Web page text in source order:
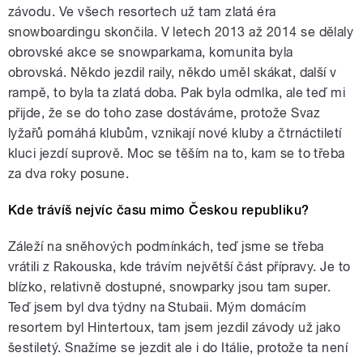
závodu. Ve všech resortech už tam zlatá éra
snowboardingu skončila. V letech 2013 až 2014 se dělaly
obrovské akce se snowparkama, komunita byla
obrovská. Někdo jezdil raily, někdo uměl skákat, další v
rampě, to byla ta zlatá doba. Pak byla odmlka, ale teď mi
přijde, že se do toho zase dostáváme, protože Svaz
lyžařů pomáhá klubům, vznikají nové kluby a čtrnáctiletí
kluci jezdí suprově. Moc se těším na to, kam se to třeba
za dva roky posune.
Kde trávíš nejvíc času mimo Českou republiku?
Záleží na sněhových podmínkách, teď jsme se třeba
vrátili z Rakouska, kde trávím největší část přípravy. Je to
blízko, relativně dostupné, snowparky jsou tam super.
Teď jsem byl dva týdny na Stubaii. Mým domácím
resortem byl Hintertoux, tam jsem jezdil závody už jako
šestiletý. Snažíme se jezdit ale i do Itálie, protože ta není